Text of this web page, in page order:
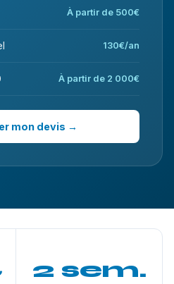
À partir de 500€
130€/an
À partir de 2 000€
mon devis →
2 sem.